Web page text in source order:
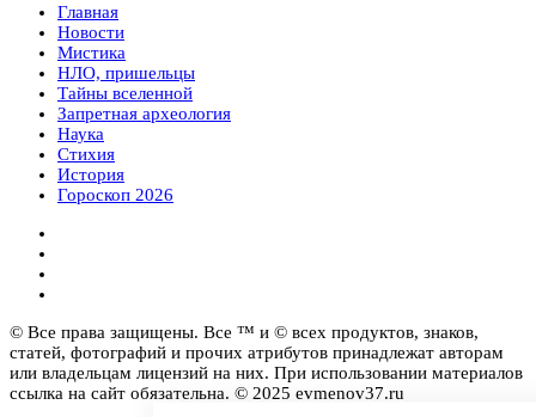
Главная
Новости
Мистика
НЛО, пришельцы
Тайны вселенной
Запретная археология
Наука
Стихия
История
Гороскоп 2026
© Все права защищены. Все ™ и © всех продуктов, знаков,
статей, фотографий и прочих атрибутов принадлежат авторам
или владельцам лицензий на них. При использовании материалов
ссылка на сайт обязательна. © 2025 evmenov37.ru